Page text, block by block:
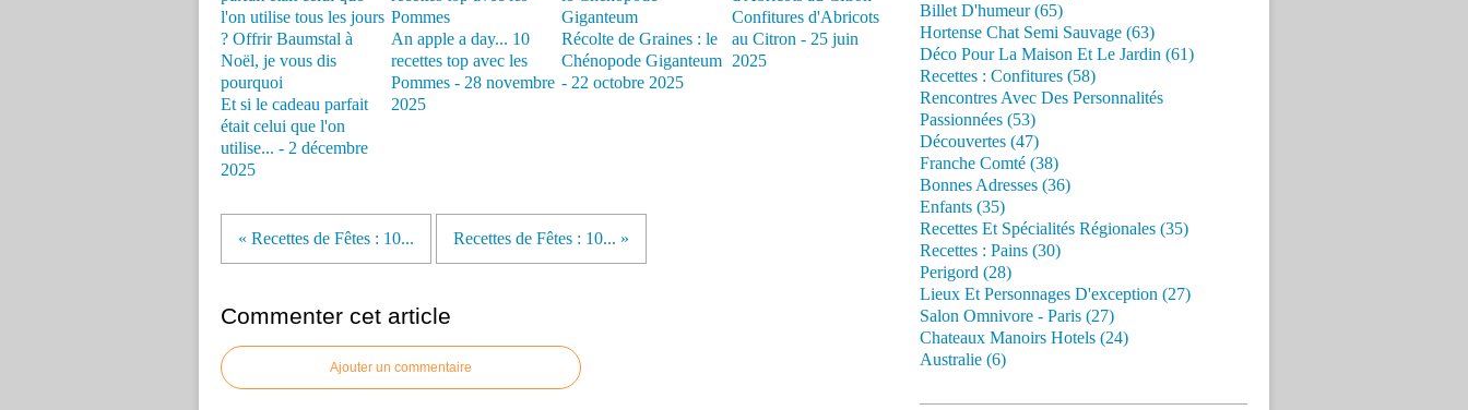
Et si le cadeau parfait
était celui que l'on
utilise... - 2 décembre
2025
An apple a day... 10
recettes top avec les
Pommes - 28 novembre
2025
Récolte de Graines : le
Chénopode Giganteum
- 22 octobre 2025
Confitures d'Abricots
au Citron - 25 juin
2025
« Recettes de Fêtes : 10... Recettes de Fêtes : 10... »
Commenter cet article
Ajouter un commentaire
Billet D'humeur (65)
Hortense Chat Semi Sauvage (63)
Déco Pour La Maison Et Le Jardin (61)
Recettes : Confitures (58)
Rencontres Avec Des Personnalités
Passionnées (53)
Découvertes (47)
Franche Comté (38)
Bonnes Adresses (36)
Enfants (35)
Recettes Et Spécialités Régionales (35)
Recettes : Pains (30)
Perigord (28)
Lieux Et Personnages D'exception (27)
Salon Omnivore - Paris (27)
Chateaux Manoirs Hotels (24)
Australie (6)